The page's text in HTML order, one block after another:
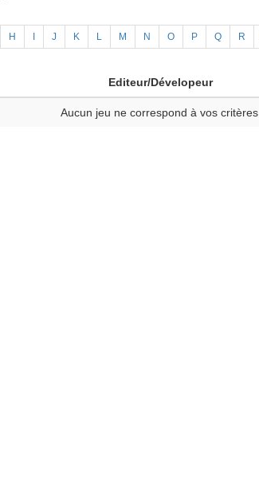
H J K L M N O P Q R
Editeur/Dévelopeur
Aucun jeu ne correspond à vos critères.